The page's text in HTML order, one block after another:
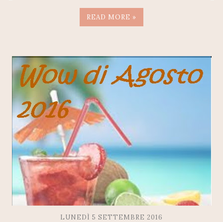
READ MORE »
LUNEDÌ 5 SETTEMBRE 2016